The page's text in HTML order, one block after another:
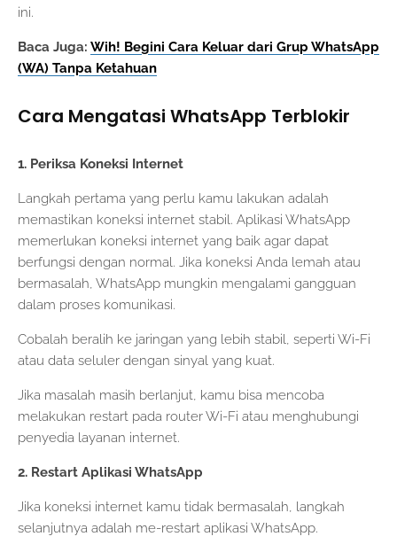
ini.
Baca Juga: Wih! Begini Cara Keluar dari Grup WhatsApp
(WA) Tanpa Ketahuan
Cara Mengatasi WhatsApp Terblokir
1. Periksa Koneksi Internet
Langkah pertama yang perlu kamu lakukan adalah
memastikan koneksi internet stabil. Aplikasi WhatsApp
memerlukan koneksi internet yang baik agar dapat
berfungsi dengan normal. Jika koneksi Anda lemah atau
bermasalah, WhatsApp mungkin mengalami gangguan
dalam proses komunikasi.
Cobalah beralih ke jaringan yang lebih stabil, seperti Wi-Fi
atau data seluler dengan sinyal yang kuat.
Jika masalah masih berlanjut, kamu bisa mencoba
melakukan restart pada router Wi-Fi atau menghubungi
penyedia layanan internet.
2. Restart Aplikasi WhatsApp
Jika koneksi internet kamu tidak bermasalah, langkah
selanjutnya adalah me-restart aplikasi WhatsApp.